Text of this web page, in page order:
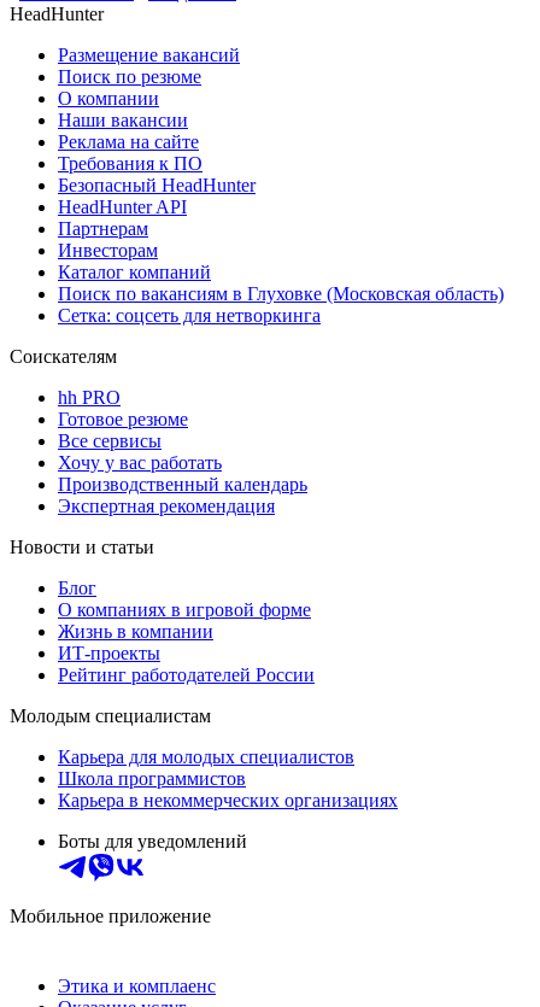
HeadHunter
Размещение вакансий
Поиск по резюме
О компании
Наши вакансии
Реклама на сайте
Требования к ПО
Безопасный HeadHunter
HeadHunter API
Партнерам
Инвесторам
Каталог компаний
Поиск по вакансиям в Глуховке (Московская область)
Сетка: соцсеть для нетворкинга
Соискателям
hh PRO
Готовое резюме
Все сервисы
Хочу у вас работать
Производственный календарь
Экспертная рекомендация
Новости и статьи
Блог
О компаниях в игровой форме
Жизнь в компании
ИТ-проекты
Рейтинг работодателей России
Молодым специалистам
Карьера для молодых специалистов
Школа программистов
Карьера в некоммерческих организациях
Боты для уведомлений
Мобильное приложение
Этика и комплаенс